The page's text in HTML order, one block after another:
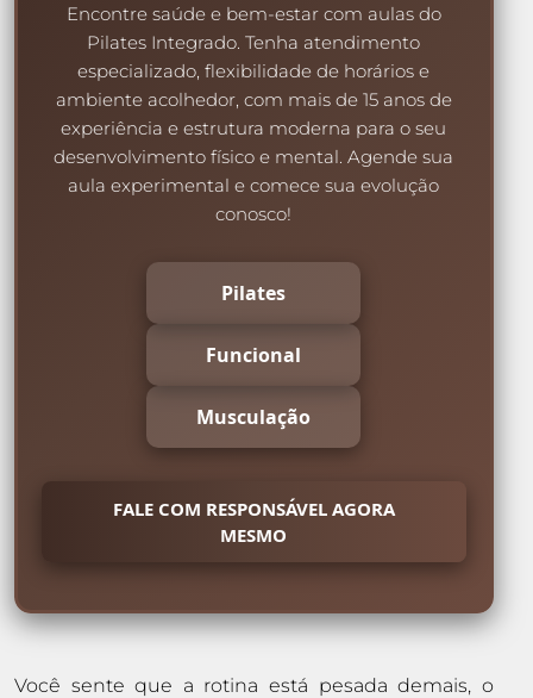
Encontre saúde e bem-estar com aulas do
Pilates Integrado. Tenha atendimento
especializado, flexibilidade de horários e
ambiente acolhedor, com mais de 15 anos de
experiência e estrutura moderna para o seu
desenvolvimento físico e mental. Agende sua
aula experimental e comece sua evolução
conosco!
Pilates
Funcional
Musculação
FALE COM RESPONSÁVEL AGORA
MESMO
Você sente que a rotina está pesada demais, o